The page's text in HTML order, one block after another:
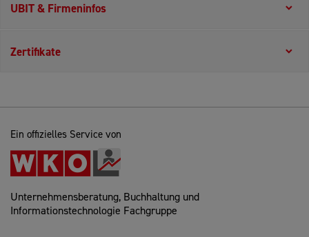
UBIT & Firmeninfos
Zertifikate
Ein offizielles Service von
Unternehmensberatung, Buchhaltung und
Informationstechnologie Fachgruppe